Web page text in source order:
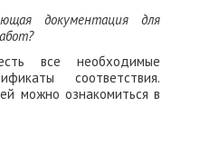
документация для
все необходимые
соответствия.
можно ознакомиться в